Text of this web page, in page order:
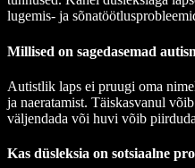
lugemis- ja
Millised on sagedasemad
Autistlik laps ei pruugi oma
ja naeratamist. Täiskasvanul
väljendada või huvi võib
Kas düsleksia on sotsiaalne